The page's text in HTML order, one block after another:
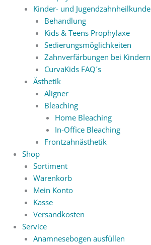
Kinder- und Jugendzahnheilkunde
Behandlung
Kids & Teens Prophylaxe
Sedierungsmöglichkeiten
Zahnverfärbungen bei Kindern
CurvaKids FAQ´s
Ästhetik
Aligner
Bleaching
Home Bleaching
In-Office Bleaching
Frontzahnästhetik
Shop
Sortiment
Warenkorb
Mein Konto
Kasse
Versandkosten
Service
Anamnesebogen ausfüllen